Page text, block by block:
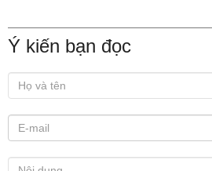
vùng đất Đông Bắc và Tây
tôi lỡ hẹn giữa mùa cây ra hoa…
Có thể là tất cả, để khi xa rồi
một lần quay lại hoặc có ai lên
theo một niềm thương nhớ...